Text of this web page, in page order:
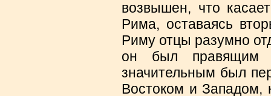
возвышен, что
Рима, оставаясь
Риму отцы разумно
он был правящим
значительным был
Востоком и Западом,